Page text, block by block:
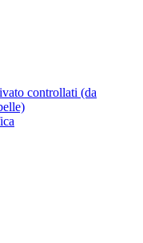
controllati (da